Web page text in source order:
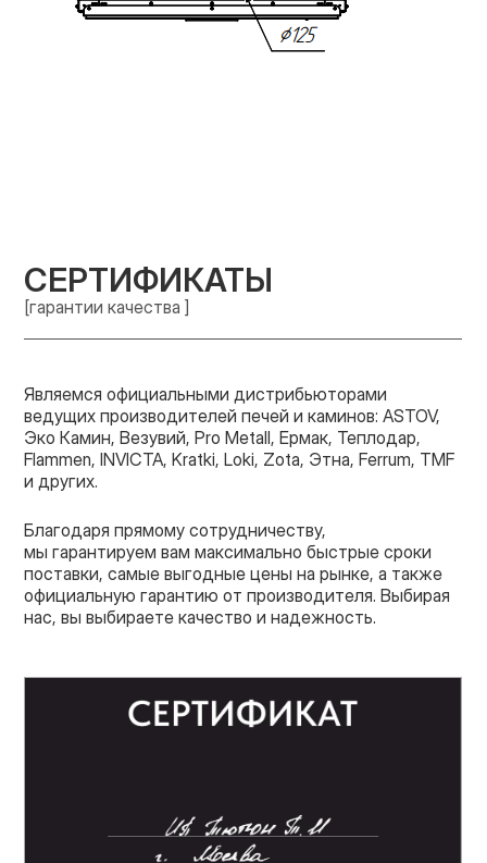
СЕРТИФИКАТЫ
[гарантии качества ]
Являемся официальными дистрибьюторами
ведущих производителей печей и каминов: ASTOV,
Эко Камин, Везувий, Pro Metall, Ермак, Теплодар,
Flammen, INVICTA, Kratki, Loki, Zota, Этна, Ferrum, TMF
и других.
Благодаря прямому сотрудничеству,
мы гарантируем вам максимально быстрые сроки
поставки, самые выгодные цены на рынке, а также
официальную гарантию от производителя. Выбирая
нас, вы выбираете качество и надежность.